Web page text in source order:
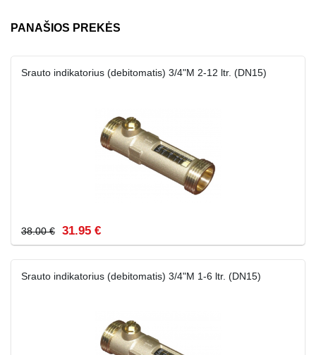
PANAŠIOS PREKĖS
Srauto indikatorius (debitomatis) 3/4"M 2-12 ltr. (DN15)
38.00 € 31.95 €
Srauto indikatorius (debitomatis) 3/4"M 1-6 ltr. (DN15)